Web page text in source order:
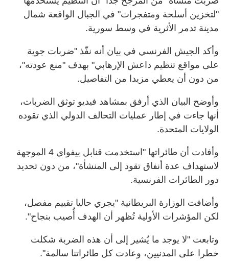
"لتخزين أسلحة ومتفجرات" في الجبال الواقعة شمال
مدينة تدمر الأثرية في وسط سورية.
وأكد الجيش الفرنسي في بيان أنه نفّذ "ضربات جوية
على مواقع تنظيم داعش الإرهابي" بهدف "منع عودته"،
من دون أن يعطي مزيدا من التفاصيل.
وأوضح البيان الذي أرفق بمشاهد فيديو توثق الضربات،
أنها جاءت في إطار عمليات التحالف الدولي الذي تقوده
الولايات المتحدة.
وأفادت أن طائراتها "استخدمت قنابل بيفواي 4 الموجهة
لاستهداف عدة أنفاق تقود إلى المنشأة"، من دون تحديد
دور الطائرات الفرنسية.
وأضافت الوزارة البريطانية "يجري حاليا تقييم مفصل،
لكن المؤشرات الأولية تُظهر أن الهدف أُصيب بنجاح".
وتابعت "لا يوجد ما يُشير إلى أن هذه الضربة شكلت
خطرا على المدنيين، وعادت كل طائراتنا سالمة".